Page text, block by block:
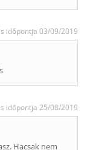
időpontja 03/09/2019
időpontja 25/08/2019
Hacsak nem